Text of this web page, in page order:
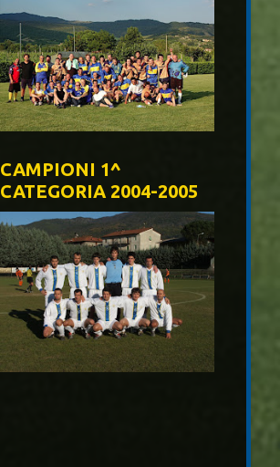
CAMPIONI 1^
CATEGORIA 2004-2005